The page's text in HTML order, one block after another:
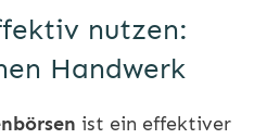
nutzen:
Handwerk
ist ein effektiver